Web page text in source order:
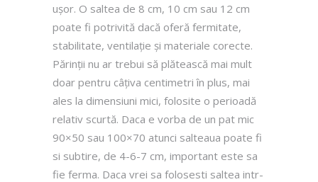
ușor. O saltea de 8 cm, 10 cm sau 12 cm
poate fi potrivită dacă oferă fermitate,
stabilitate, ventilație și materiale corecte.
Părinții nu ar trebui să plătească mai mult
doar pentru câțiva centimetri în plus, mai
ales la dimensiuni mici, folosite o perioadă
relativ scurtă. Daca e vorba de un pat mic
90×50 sau 100×70 atunci salteaua poate fi
si subtire, de 4-6-7 cm, important este sa
fie ferma. Daca vrei sa folosesti saltea intr-